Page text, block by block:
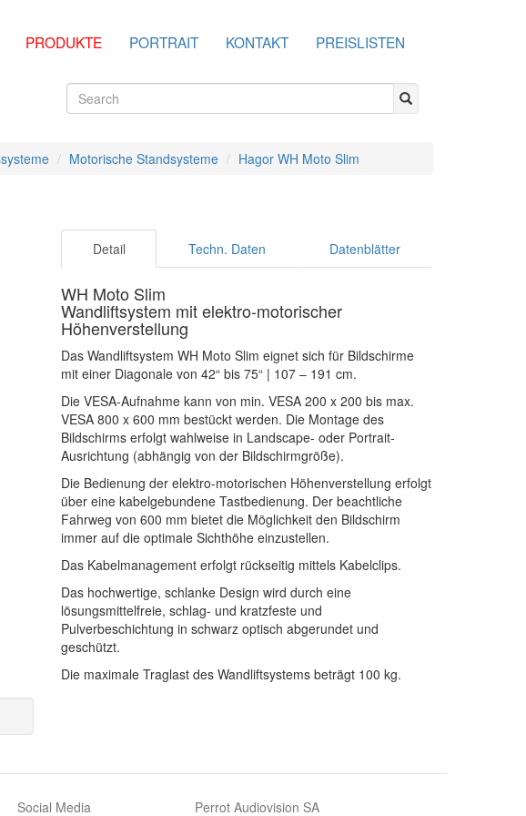
PRODUKTE PORTRAIT KONTAKT PREISLISTEN
Motorische Standsysteme Hagor WH Moto Slim
Detail Techn. Daten Datenblätter
WH Moto Slim
Wandliftsystem mit elektro-motorischer
Höhenverstellung
Das Wandliftsystem WH Moto Slim eignet sich für Bildschirme
mit einer Diagonale von 42“ bis 75“ | 107 – 191 cm.
Die VESA-Aufnahme kann von min. VESA 200 x 200 bis max.
VESA 800 x 600 mm bestückt werden. Die Montage des
Bildschirms erfolgt wahlweise in Landscape- oder Portrait-
Ausrichtung (abhängig von der Bildschirmgröße).
Die Bedienung der elektro-motorischen Höhenverstellung erfolgt
über eine kabelgebundene Tastbedienung. Der beachtliche
Fahrweg von 600 mm bietet die Möglichkeit den Bildschirm
immer auf die optimale Sichthöhe einzustellen.
Das Kabelmanagement erfolgt rückseitig mittels Kabelclips.
Das hochwertige, schlanke Design wird durch eine
lösungsmittelfreie, schlag- und kratzfeste und
Pulverbeschichtung in schwarz optisch abgerundet und
geschützt.
Die maximale Traglast des Wandliftsystems beträgt 100 kg.
Social Media Perrot Audiovision SA